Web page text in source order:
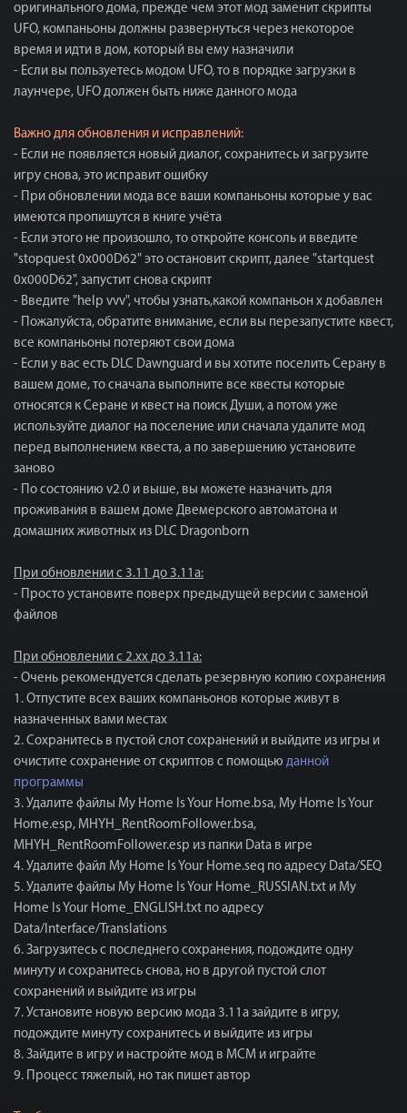
оригинального дома, прежде чем этот мод заменит скрипты
UFO, компаньоны должны развернуться через некоторое
время и идти в дом, который вы ему назначили
- Если вы пользуетесь модом UFO, то в порядке загрузки в
лаунчере, UFO должен быть ниже данного мода
Важно для обновления и исправлений:
- Если не появляется новый диалог, сохранитесь и загрузите
игру снова, это исправит ошибку
- При обновлении мода все ваши компаньоны которые у вас
имеются пропишутся в книге учёта
- Если этого не произошло, то откройте консоль и введите
"stopquest 0x000D62" это остановит скрипт, далее "startquest
0x000D62", запустит снова скрипт
- Введите "help vvv", чтобы узнать,какой компаньон x добавлен
- Пожалуйста, обратите внимание, если вы перезапустите квест,
все компаньоны потеряют свои дома
- Если у вас есть DLC Dawnguard и вы хотите поселить Серану в
вашем доме, то сначала выполните все квесты которые
относятся к Серане и квест на поиск Души, а потом уже
используйте диалог на поселение или сначала удалите мод
перед выполнением квеста, а по завершению установите
заново
- По состоянию v2.0 и выше, вы можете назначить для
проживания в вашем доме Двемерского автоматона и
домашних животных из DLC Dragonborn
При обновлении с 3.11 до 3.11а:
- Просто установите поверх предыдущей версии с заменой
файлов
При обновлении с 2.хх до 3.11а:
- Очень рекомендуется сделать резервную копию сохранения
1. Отпустите всех ваших компаньонов которые живут в
назначенных вами местах
2. Сохранитесь в пустой слот сохранений и выйдите из игры и
очистите сохранение от скриптов с помощью данной
программы
3. Удалите файлы My Home Is Your Home.bsa, My Home Is Your
Home.esp, MHYH_RentRoomFollower.bsa,
MHYH_RentRoomFollower.esp из папки Data в игре
4. Удалите файл My Home Is Your Home.seq по адресу Data/SEQ
5. Удалите файлы My Home Is Your Home_RUSSIAN.txt и My
Home Is Your Home_ENGLISH.txt по адресу
Data/Interface/Translations
6. Загрузитесь с последнего сохранения, подождите одну
минуту и сохранитесь снова, но в другой пустой слот
сохранений и выйдите из игры
7. Установите новую версию мода 3.11а зайдите в игру,
подождите минуту сохранитесь и выйдите из игры
8. Зайдите в игру и настройте мод в МСМ и играйте
9. Процесс тяжелый, но так пишет автор